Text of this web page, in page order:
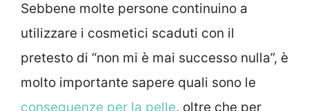
Sebbene molte persone continuino a
utilizzare i cosmetici scaduti con il
pretesto di “non mi è mai successo nulla”, è
molto importante sapere quali sono le
conseguenze per la pelle, oltre che per